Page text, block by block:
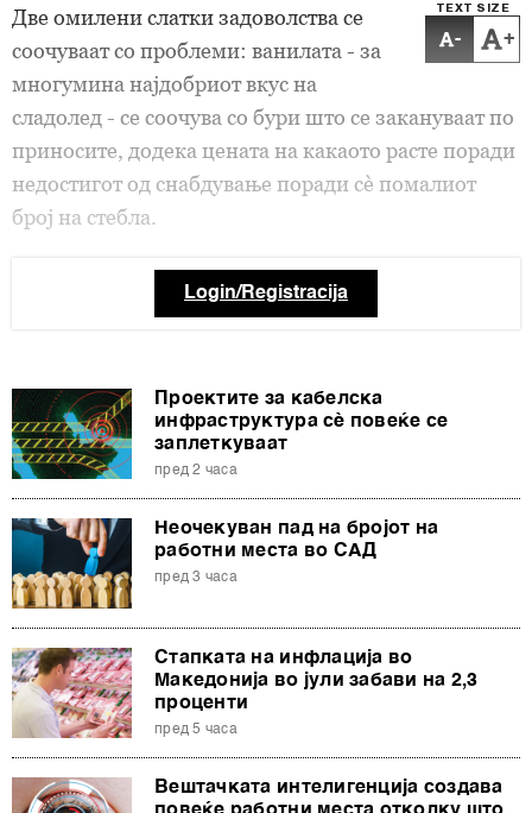
TEXT SIZE
- +
Две омилени слатки задоволства се
соочуваат со проблеми: ванилата - за
многумина најдобриот вкус на
сладолед - се соочува со бури што се закануваат по
приносите, додека цената на какаото расте поради
недостигот од снабдување поради сè помалиот
број на стебла.
Login/Registracija
Проектите за кабелска
инфраструктура сè повеќе се
заплеткуваат
пред 2 часа
Неочекуван пад на бројот на
работни места во САД
пред 3 часа
Стапката на инфлација во
Македонија во јули забави на 2,3
проценти
пред 5 часа
Вештачката интелигенција создава